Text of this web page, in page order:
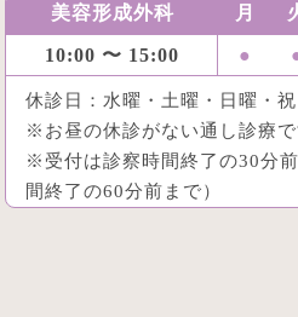
美容形成外科 月
10:00 〜 15:00 ●
休診日：水曜・土曜・日曜・祝
※お昼の休診がない通し診療で
※受付は診察時間終了の30分
間終了の60分前まで）